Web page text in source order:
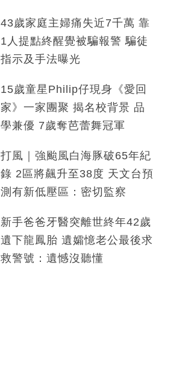
43歲家庭主婦痛失近7千萬 靠
1人提點終醒覺被騙報警 騙徒
指示及手法曝光
15歲童星Philip仔現身《愛回
家》一家團聚 揭名校背景 品
學兼優 7歲奪芭蕾舞冠軍
打風｜強颱風白海豚破65年紀
錄 2區將飆升至38度 天文台預
測有新低壓區：密切監察
新手爸爸牙醫突離世終年42歲
遺下龍鳳胎 遺孀憶老公最後求
救警號：遺憾沒聽懂